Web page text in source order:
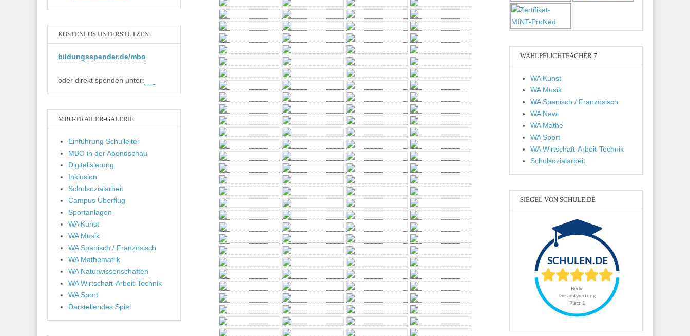
KOSTENLOS UNTERSTÜTZEN
bildungsspender.de/mbo
oder direkt spenden unter:
MBO-TRAILER-GALERIE
Einführung Schulleiter
MBO in der Abendschau
Digitalisierung
Inklusion
Schulsozialarbeit
Campus Überflug
Sportanlagen
WA Kunst
WA Musik
WA Spanisch / Französisch
WA Mathematiik
WA Naturwissenschaften
WA Wirtschaft-Arbeit-Technik
WA Sport
Darstellendes Spiel
WAHLPFLICHTFÄCHER 7
WA Kunst
WA Musik
WA Spanisch / Französisch
WA Nawi
WA Mathe
WA Sport
WA Wirtschaft-Arbeit-Technik
Schulsozialarbeit
SIEGEL VON SCHULE.DE